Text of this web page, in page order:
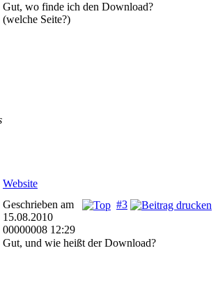
Gut, wo finde ich den Download?
(welche Seite?)
Website
#3
Geschrieben am
15.08.2010
00000008 12:29
Gut, und wie heißt der Download?